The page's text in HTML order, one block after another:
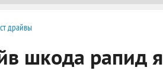
драйвы
шкода рапид